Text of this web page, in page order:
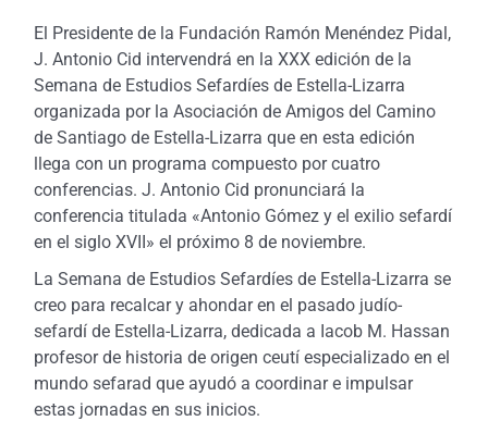
El Presidente de la Fundación Ramón Menéndez Pidal,
J. Antonio Cid intervendrá en la XXX edición de la
Semana de Estudios Sefardíes de Estella-Lizarra
organizada por la Asociación de Amigos del Camino
de Santiago de Estella-Lizarra que en esta edición
llega con un programa compuesto por cuatro
conferencias. J. Antonio Cid pronunciará la
conferencia titulada «Antonio Gómez y el exilio sefardí
en el siglo XVII» el próximo 8 de noviembre.
La Semana de Estudios Sefardíes de Estella-Lizarra se
creo para recalcar y ahondar en el pasado judío-
sefardí de Estella-Lizarra, dedicada a Iacob M. Hassan
profesor de historia de origen ceutí especializado en el
mundo sefarad que ayudó a coordinar e impulsar
estas jornadas en sus inicios.